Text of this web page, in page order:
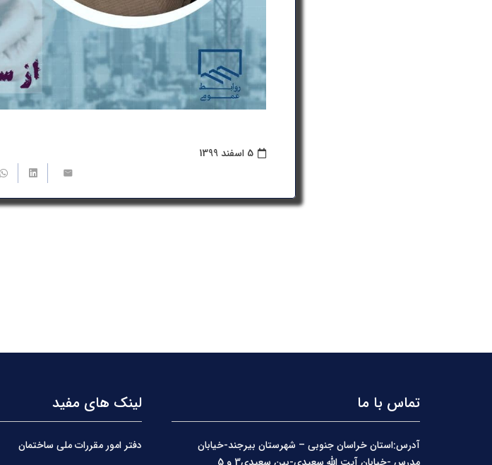
5 اسفند 1399
تماس با ما
آدرس:استان خراسان جنوبی – شهرستان بیرجند-خیابان
لینک های مفید
دفتر امور مقررات ملی ساختمان